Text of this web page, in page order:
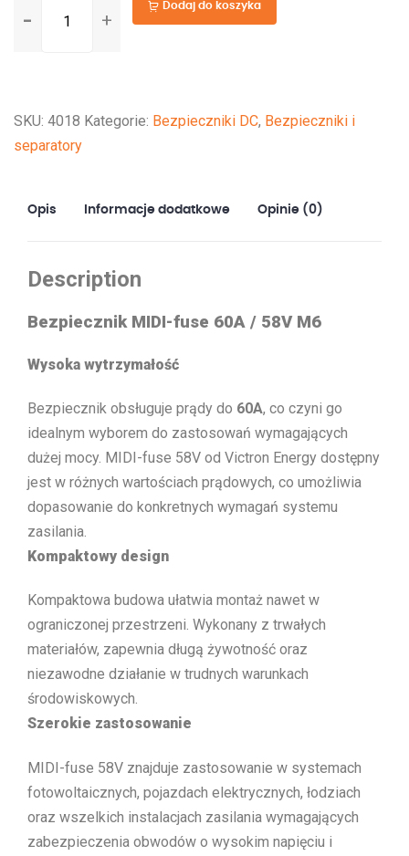
MIDI-
products
(1
Dodaj do koszyka
SKU: 4018 Kategorie: Bezpieczniki DC, Bezpieczniki i
separatory
Opis Informacje dodatkowe Opinie (0)
Description
Bezpiecznik MIDI-fuse 60A / 58V M6
Wysoka wytrzymałość
Bezpiecznik obsługuje prądy do 60A, co czyni go
idealnym wyborem do zastosowań wymagających
dużej mocy. MIDI-fuse 58V od Victron Energy dostępny
jest w różnych wartościach prądowych, co umożliwia
dopasowanie do konkretnych wymagań systemu
zasilania.
Kompaktowy design
Kompaktowa budowa ułatwia montaż nawet w
ograniczonej przestrzeni. Wykonany z trwałych
materiałów, zapewnia długą żywotność oraz
niezawodne działanie w trudnych warunkach
środowiskowych.
Szerokie zastosowanie
MIDI-fuse 58V znajduje zastosowanie w systemach
fotowoltaicznych, pojazdach elektrycznych, łodziach
oraz wszelkich instalacjach zasilania wymagających
zabezpieczenia obwodów o wysokim napięciu i